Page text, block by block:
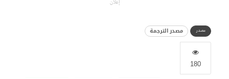
إعلان
مصدر مصدر الترجمة
180